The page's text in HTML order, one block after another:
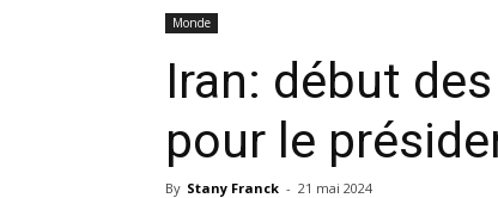
Monde
Iran: début
pour le
By Stany Franck - 21 mai 2024